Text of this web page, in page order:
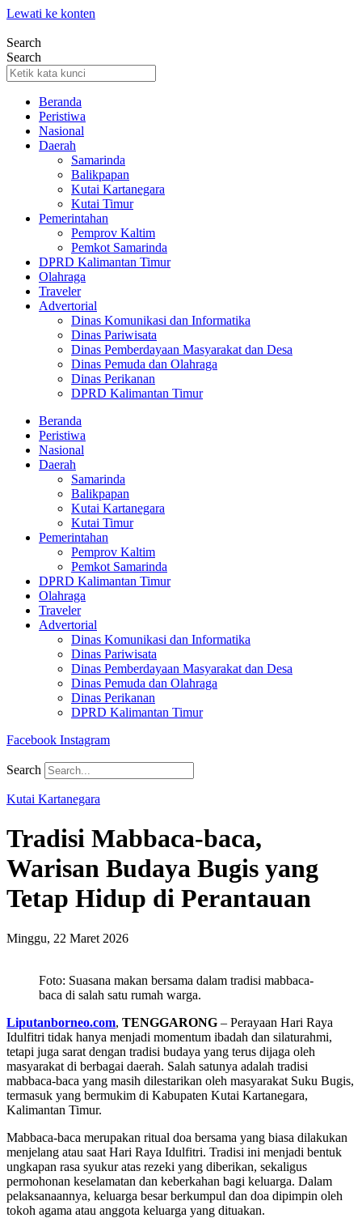
Lewati ke konten
Search
Search
Beranda
Peristiwa
Nasional
Daerah
Samarinda
Balikpapan
Kutai Kartanegara
Kutai Timur
Pemerintahan
Pemprov Kaltim
Pemkot Samarinda
DPRD Kalimantan Timur
Olahraga
Traveler
Advertorial
Dinas Komunikasi dan Informatika
Dinas Pariwisata
Dinas Pemberdayaan Masyarakat dan Desa
Dinas Pemuda dan Olahraga
Dinas Perikanan
DPRD Kalimantan Timur
Beranda
Peristiwa
Nasional
Daerah
Samarinda
Balikpapan
Kutai Kartanegara
Kutai Timur
Pemerintahan
Pemprov Kaltim
Pemkot Samarinda
DPRD Kalimantan Timur
Olahraga
Traveler
Advertorial
Dinas Komunikasi dan Informatika
Dinas Pariwisata
Dinas Pemberdayaan Masyarakat dan Desa
Dinas Pemuda dan Olahraga
Dinas Perikanan
DPRD Kalimantan Timur
Facebook Instagram
Search
Kutai Kartanegara
Tradisi Mabbaca-baca,
Warisan Budaya Bugis yang
Tetap Hidup di Perantauan
Minggu, 22 Maret 2026
Foto: Suasana makan bersama dalam tradisi mabbaca-
baca di salah satu rumah warga.
Liputanborneo.com, TENGGARONG – Perayaan Hari Raya
Idulfitri tidak hanya menjadi momentum ibadah dan silaturahmi,
tetapi juga sarat dengan tradisi budaya yang terus dijaga oleh
masyarakat di berbagai daerah. Salah satunya adalah tradisi
mabbaca-baca yang masih dilestarikan oleh masyarakat Suku Bugis,
termasuk yang bermukim di Kabupaten Kutai Kartanegara,
Kalimantan Timur.
Mabbaca-baca merupakan ritual doa bersama yang biasa dilakukan
menjelang atau saat Hari Raya Idulfitri. Tradisi ini menjadi bentuk
ungkapan rasa syukur atas rezeki yang diberikan, sekaligus
permohonan keselamatan dan keberkahan bagi keluarga. Dalam
pelaksanaannya, keluarga besar berkumpul dan doa dipimpin oleh
tokoh agama atau anggota keluarga yang dituakan.